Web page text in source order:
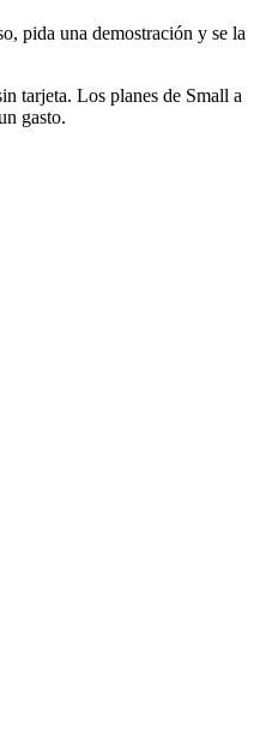
pida una demostración y se la
tarjeta. Los planes de Small a
gasto.